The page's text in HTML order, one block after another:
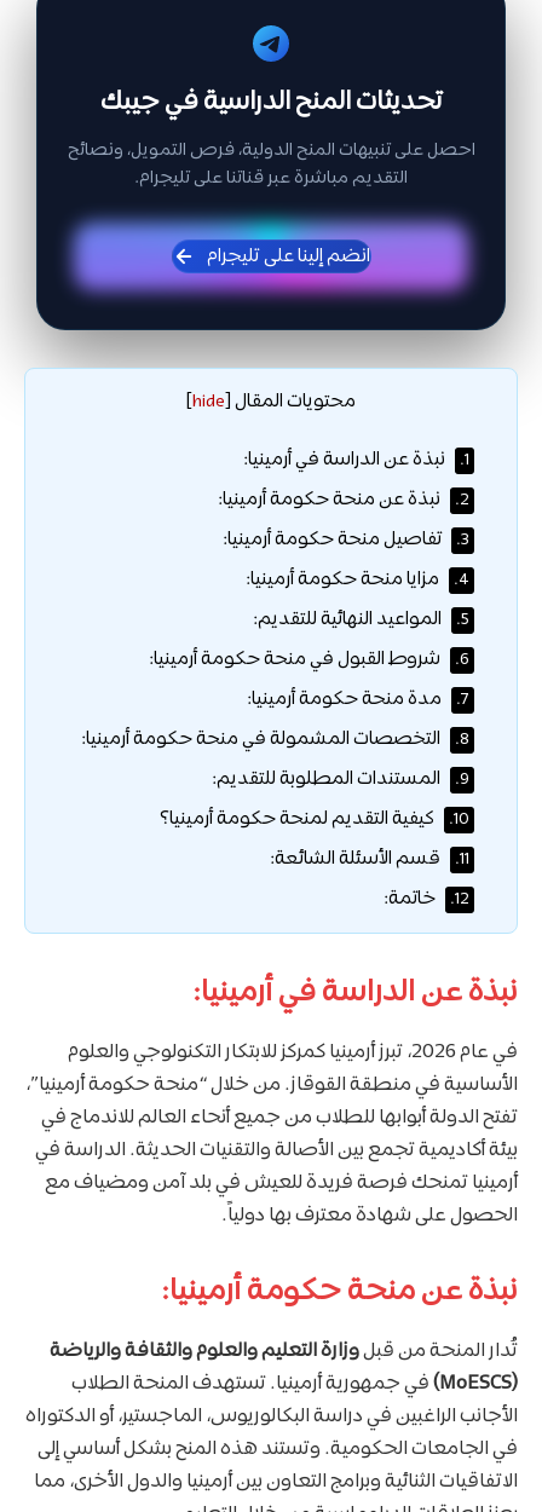
تحديثات المنح الدراسية في جيبك
احصل على تنبيهات المنح الدولية، فرص التمويل، ونصائح
التقديم مباشرة عبر قناتنا على تليجرام.
انضم إلينا على تليجرام
محتويات المقال [
hide
]
1. نبذة عن الدراسة في أرمينيا:
2. نبذة عن منحة حكومة أرمينيا:
3. تفاصيل منحة حكومة أرمينيا:
4. مزايا منحة حكومة أرمينيا:
5. المواعيد النهائية للتقديم:
6. شروط القبول في منحة حكومة أرمينيا:
7. مدة منحة حكومة أرمينيا:
8. التخصصات المشمولة في منحة حكومة أرمينيا:
9. المستندات المطلوبة للتقديم:
10. كيفية التقديم لمنحة حكومة أرمينيا؟
11. قسم الأسئلة الشائعة:
12. خاتمة:
نبذة عن الدراسة في أرمينيا:
في عام 2026، تبرز أرمينيا كمركز للابتكار التكنولوجي والعلوم
الأساسية في منطقة القوقاز. من خلال “منحة حكومة أرمينيا”،
تفتح الدولة أبوابها للطلاب من جميع أنحاء العالم للاندماج في
بيئة أكاديمية تجمع بين الأصالة والتقنيات الحديثة. الدراسة في
أرمينيا تمنحك فرصة فريدة للعيش في بلد آمن ومضياف مع
الحصول على شهادة معترف بها دولياً.
نبذة عن منحة حكومة أرمينيا:
تُدار المنحة من قبلوزارة التعليم والعلوم والثقافة والرياضة
(MoESCS)
في جمهورية أرمينيا. تستهدف المنحة الطلاب
الأجانب الراغبين في دراسة البكالوريوس، الماجستير، أو الدكتوراه
في الجامعات الحكومية. وتستند هذه المنح بشكل أساسي إلى
الاتفاقيات الثنائية وبرامج التعاون بين أرمينيا والدول الأخرى، مما